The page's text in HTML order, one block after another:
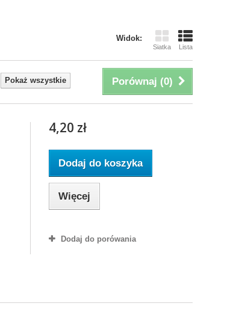
Widok:
Siatka Lista
Porównaj (0)
Pokaż wszystkie
4,20 zł
Dodaj do koszyka
Więcej
Dodaj do porówania